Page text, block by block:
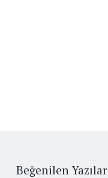
Beğenilen Yazılar